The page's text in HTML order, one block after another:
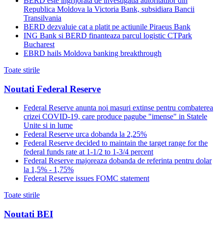
Republica Moldova la Victoria Bank, subsidiara Bancii
Transilvania
BERD dezvaluie cat a platit pe actiunile Piraeus Bank
ING Bank si BERD finanteaza parcul logistic CTPark
Bucharest
EBRD hails Moldova banking breakthrough
Toate stirile
Noutati Federal Reserve
Federal Reserve anunta noi masuri extinse pentru combaterea
crizei COVID-19, care produce pagube "imense" in Statele
Unite si in lume
Federal Reserve urca dobanda la 2,25%
Federal Reserve decided to maintain the target range for the
federal funds rate at 1-1/2 to 1-3/4 percent
Federal Reserve majoreaza dobanda de referinta pentru dolar
la 1,5% - 1,75%
Federal Reserve issues FOMC statement
Toate stirile
Noutati BEI